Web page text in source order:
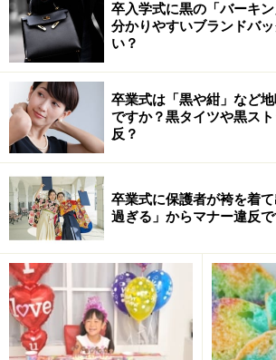
卒入学式に黒の「バーキ
分かりやすいブランドバ
い？
卒業式は「黒や紺」など
ですか？黒タイツや黒ス
反？
卒業式に保護者が袴を着
過ぎる」からマナー違反で